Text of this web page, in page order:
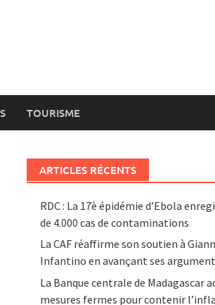
TOURISME
ARTICLES RÉCENTS
RDC : La 17è épidémie d’Ebola
de 4.000 cas de contaminations
La CAF réaffirme son soutien à
Infantino en avançant ses
La Banque centrale de Madagascar
mesures fermes pour contenir